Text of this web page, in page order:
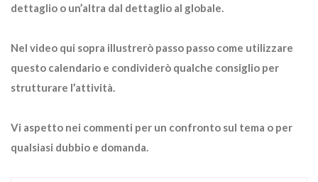
dettaglio o un’altra dal dettaglio al globale.
Nel video qui sopra illustrerò passo passo come utilizzare
questo calendario e condividerò qualche consiglio per
strutturare l’attività.
Vi aspetto nei commenti per un confronto sul tema o per
qualsiasi dubbio e domanda.